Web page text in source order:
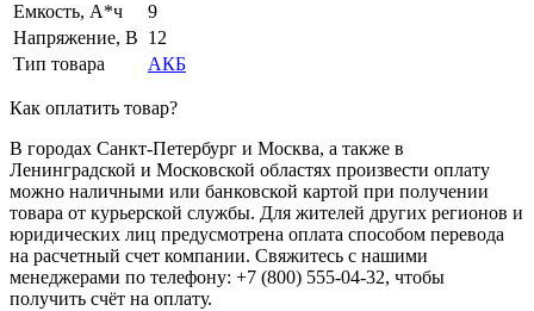
Емкость, А*ч
9
Напряжение, В 12
Тип товара
АКБ
Как оплатить товар?
В городах Санкт-Петербург и Москва, а также в
Ленинградской и Московской областях произвести оплату
можно наличными или банковской картой при получении
товара от курьерской службы. Для жителей других регионов и
юридических лиц предусмотрена оплата способом перевода
на расчетный счет компании. Свяжитесь с нашими
менеджерами по телефону: +7 (800) 555-04-32, чтобы
получить счёт на оплату.